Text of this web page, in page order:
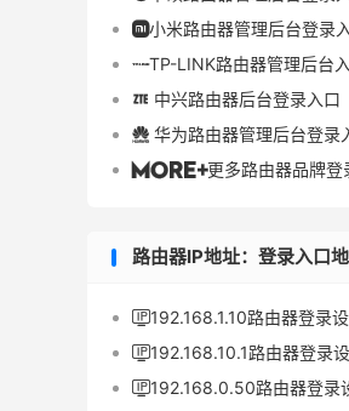
小米路由器管理后台登录
TP-LINK路由器管理后台
 中兴路由器后台登录入口
 华为路由器管理后台登录
更多路由器品牌登
路由器IP地址：登录入口
192.168.1.10路由器登录
192.168.10.1路由器登录
192.168.0.50路由器登录